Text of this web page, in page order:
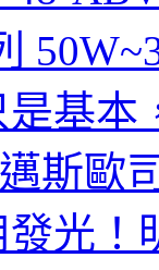
是基本
斯歐
光！